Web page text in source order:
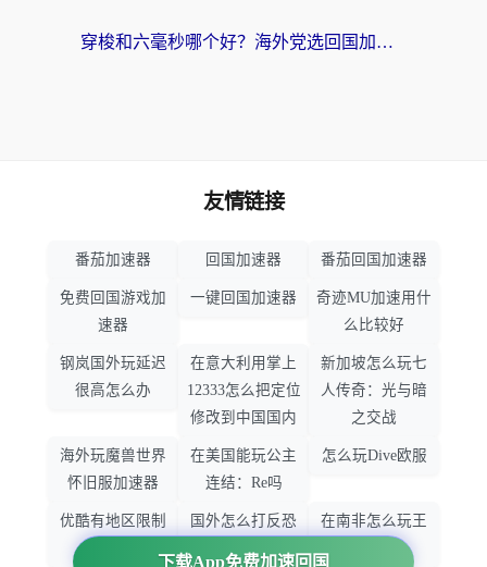
穿梭和六毫秒哪个好？海外党选回国加速器的避坑指南，附番茄加速器实测
下载App免费加速回国
友情链接
番茄加速器 回国加速器 番茄回国加速器
免费回国游戏加
速器
一键回国加速器
奇迹MU加速用什
么比较好
钢岚国外玩延迟
很高怎么办
在意大利用掌上
12333怎么把定位
修改到中国国内
新加坡怎么玩七
人传奇：光与暗
之交战
海外玩魔兽世界
怀旧服加速器
在美国能玩公主
连结：Re吗
怎么玩Dive欧服
优酷有地区限制
国外怎么打反恐
精英：全球攻势
在南非怎么玩王